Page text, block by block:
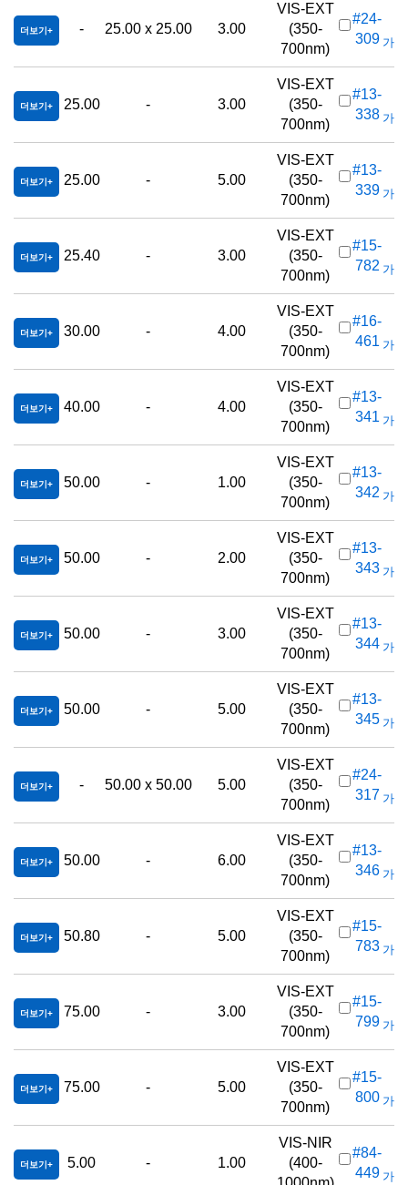
더보기 - 25.00 x 25.00 3.00
VIS-EXT
(350-
700nm)
#24-
309 가
더보기 25.00 - 3.00
VIS-EXT
(350-
700nm)
#13-
338 가
더보기 25.00 - 5.00
VIS-EXT
(350-
700nm)
#13-
339 가
더보기 25.40 - 3.00
VIS-EXT
(350-
700nm)
#15-
782 가
더보기 30.00 - 4.00
VIS-EXT
(350-
700nm)
#16-
461 가
더보기 40.00 - 4.00
VIS-EXT
(350-
700nm)
#13-
341 가
더보기 50.00 - 1.00
VIS-EXT
(350-
700nm)
#13-
342 가
더보기 50.00 - 2.00
VIS-EXT
(350-
700nm)
#13-
343 가
더보기 50.00 - 3.00
VIS-EXT
(350-
700nm)
#13-
344 가
더보기 50.00 - 5.00
VIS-EXT
(350-
700nm)
#13-
345 가
더보기 - 50.00 x 50.00 5.00
VIS-EXT
(350-
700nm)
#24-
317 가
더보기 50.00 - 6.00
VIS-EXT
(350-
700nm)
#13-
346 가
더보기 50.80 - 5.00
VIS-EXT
(350-
700nm)
#15-
783 가
더보기 75.00 - 3.00
VIS-EXT
(350-
700nm)
#15-
799 가
더보기 75.00 - 5.00
VIS-EXT
(350-
700nm)
#15-
800 가
더보기 5.00 - 1.00
VIS-NIR
(400-
#84-
449 가